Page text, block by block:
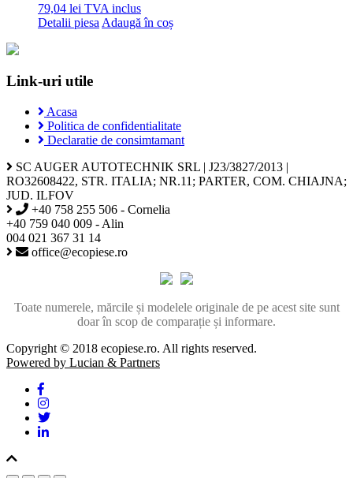
79,04 lei TVA inclus
Detalii piesa Adaugă în coș
Link-uri utile
Acasa
Politica de confidentialitate
Declaratie de consimtamant
SC AUGER AUTOTECHNIK SRL | J23/3827/2013 |
RO32608422, STR. ITALIA; NR.11; PARTER, COM. CHIAJNA;
JUD. ILFOV
+40 758 255 506 - Cornelia
+40 759 040 009 - Alin
004 021 367 31 14
office@ecopiese.ro
Toate numerele, mărcile și modelele originale de pe acest site sunt
doar în scop de comparație și informare.
Copyright © 2018 ecopiese.ro. All rights reserved.
Powered by Lucian & Partners